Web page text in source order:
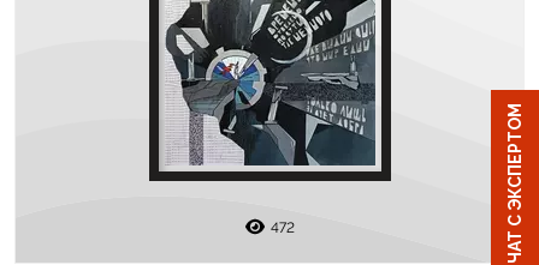
472 ЧАТ С ЭКСПЕРТОМ